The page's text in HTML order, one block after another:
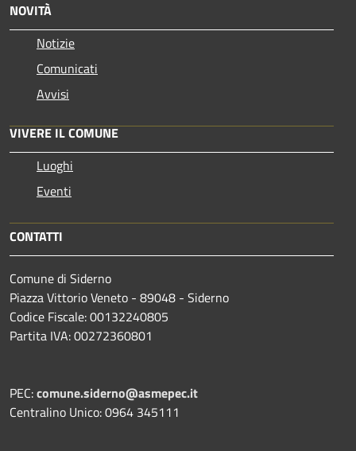
NOVITÀ
Notizie
Comunicati
Avvisi
VIVERE IL COMUNE
Luoghi
Eventi
CONTATTI
Comune di Siderno
Piazza Vittorio Veneto - 89048 - Siderno
Codice Fiscale: 00132240805
Partita IVA: 00272360801
PEC:comune.siderno@asmepec.it
Centralino Unico: 0964 345111